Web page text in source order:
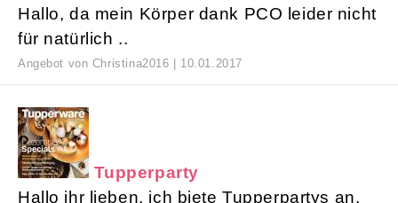
Hallo, da mein Körper dank PCO leider nicht
für natürlich ..
Angebot von Christina2016 | 10.01.2017
Tupperparty
Hallo ihr lieben, ich biete Tupperpartys an.